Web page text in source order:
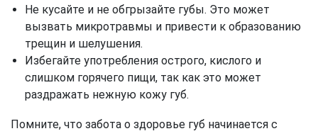
Не кусайте и не обгрызайте губы. Это может
вызвать микротравмы и привести к образованию
трещин и шелушения.
Избегайте употребления острого, кислого и
слишком горячего пищи, так как это может
раздражать нежную кожу губ.
Помните, что забота о здоровье губ начинается с